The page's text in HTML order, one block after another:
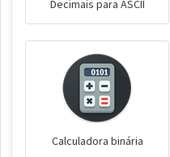
Decimais para ASCII
Calculadora binária